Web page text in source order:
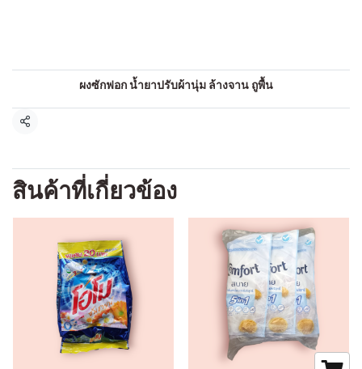
ผงซักฟอก น้ำยาปรับผ้านุ่ม ล้างจาน ถูพื้น
แชร์
สินค้าที่เกี่ยวข้อง